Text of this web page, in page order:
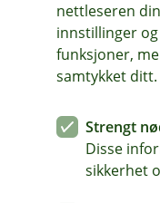
forhandles med
ulemper ved
Eller kanskje en
for årets
hvorfor ansatte
nettleseren
innstillinger
funksjoner,
samtykket
Strengt
Disse
sikkerhet